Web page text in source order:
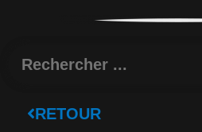
Rechercher
RETOUR